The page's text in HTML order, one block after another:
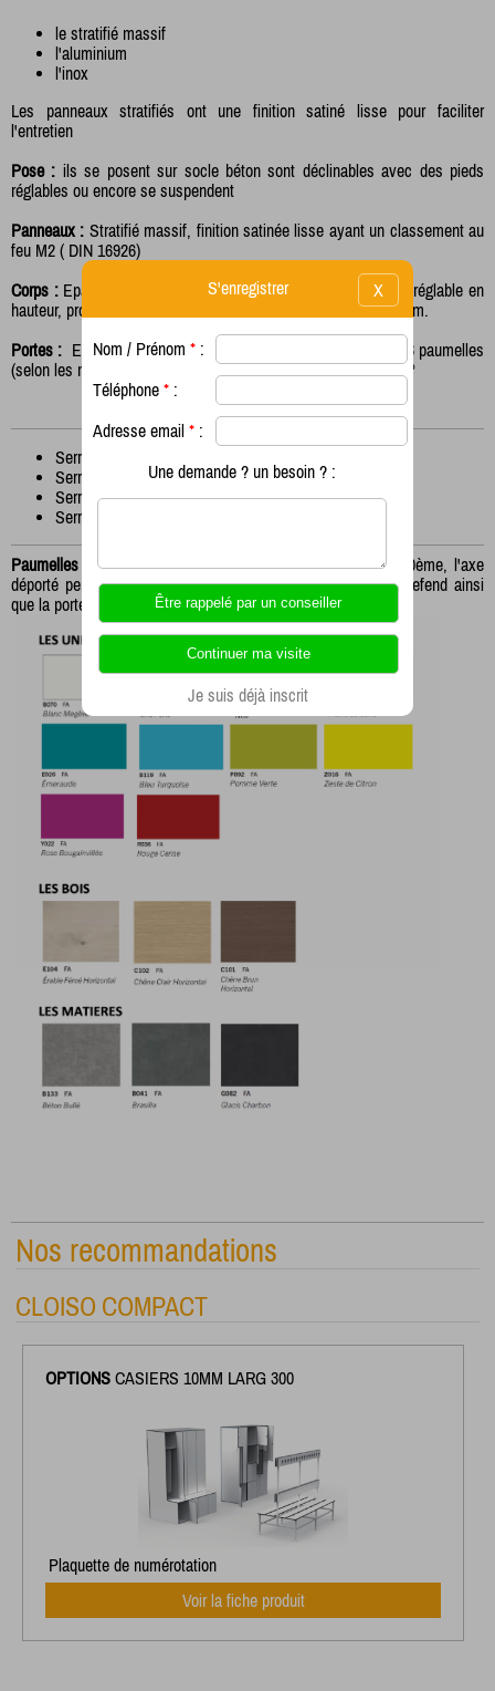
le stratifié massif
l'aluminium
l'inox
Les panneaux stratifiés ont une finition satiné lisse pour faciliter
l'entretien
Pose : ils se posent sur socle béton sont déclinables avec des pieds
réglables ou encore se suspendent
Panneaux : Stratifié massif, finition satinée lisse ayant un classement au
feu M2 ( DIN 16926)
Corps : Epaisseur 10mm, hauteur 1850 plus pieds de 100mm réglable en
hauteur, profondeur 500mm, largeur variable entre 300 et 500mm.
Portes : Epaisseur 10mm, les portes sont montées sur 2 ou 3 paumelles
(selon les modèles) INOX qualité marine avec ouverture à 180°
Le système de fermeture peut-être :
Serrure Batteuse
Serrure Porte-cadenas
Serrure à Code
Serrure à Monnayeur
Paumelles : En INOX 316I (qualité marine) épaisseur 15/10ème, l'axe
déporté permet une ouverture à 180° et les fixations sur le refend ainsi
que la porte se font par visserie INOX de manière invisible.
Nos recommandations
CLOISO COMPACT
OPTIONS CASIERS 10MM LARG 300
Plaquette de numérotation
Voir la fiche produit
X
S'enregistrer
Nom / Prénom * :
Téléphone * :
Adresse email * :
Une demande ? un besoin ? :
Je suis déjà inscrit